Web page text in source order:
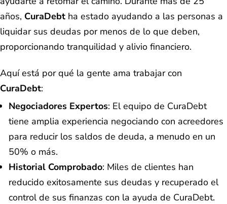
años, CuraDebt ha estado ayudando a las personas a
liquidar sus deudas por menos de lo que deben,
proporcionando tranquilidad y alivio financiero.
Aquí está por qué la gente ama trabajar con
CuraDebt:
Negociadores Expertos: El equipo de CuraDebt
tiene amplia experiencia negociando con acreedores
para reducir los saldos de deuda, a menudo en un
50% o más.
Historial Comprobado: Miles de clientes han
reducido exitosamente sus deudas y recuperado el
control de sus finanzas con la ayuda de CuraDebt.